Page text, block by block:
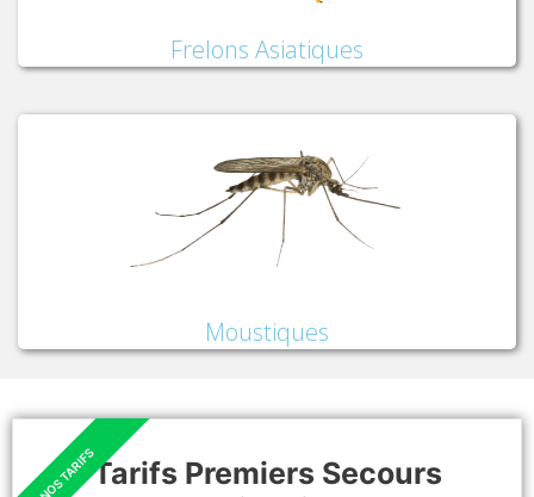
Frelons Asiatiques
Moustiques
Tarifs Premiers Secours